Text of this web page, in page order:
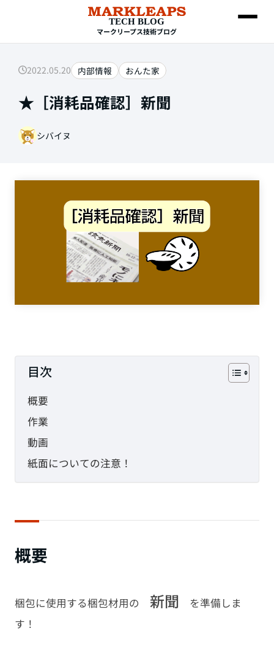
TECH BLOG
マークリープス技術ブログ
SEARCH
Web制作
HTML・CSS
CMS
その他
TAG
HTML CSS
WordPress
EC-CUBE
shopify
PC設定
2022.05.20 内部情報 おんた家
★［消耗品確認］新聞
シバイヌ
目次
概要
作業
動画
紙面についての注意！
概要
梱包に使用する梱包材用の 新聞 を準備しま
す！